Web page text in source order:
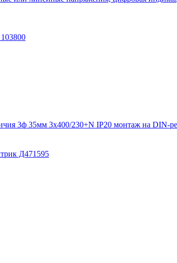
3ф 35мм 3х400/230+N IP20 монтаж на DIN-
Д471595